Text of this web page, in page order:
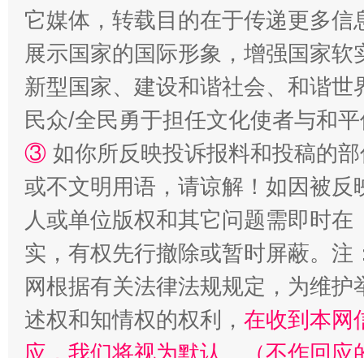
国家大学科技园优化重塑工作
它媒体，转载目的在于传递更多
展示国家的国际形象，增强国家
新型国家、建设和谐社会、和谐
民众/全民勇于担任文化使者与和
③ 如你所反映投诉报料和投稿的
或不文明用语，请谅解！如因被
人或单位版权和其它问题需即时在
实，有权先行撤除或暂时屏蔽。
网根据有关法律法规规定，为维
述权和知情权的权利， 在收到本网
应，我们将视为默认。（不作回应